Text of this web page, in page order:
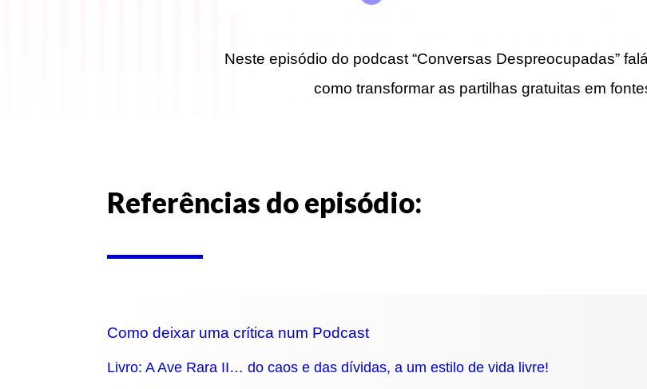
Neste episódio do podcast “Conversas Despreocupadas”
como transformar as partilhas gratuitas em
Referências do episódio:
Como deixar uma crítica num Podcast
Livro: A Ave Rara II… do caos e das dívidas, a um estilo de vida livre!